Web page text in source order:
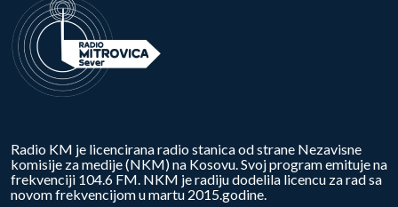
Radio KM je licencirana radio stanica od strane Nezavisne
komisije za medije (NKM) na Kosovu. Svoj program emituje na
frekvenciji 104.6 FM. NKM je radiju dodelila licencu za rad sa
novom frekvencijom u martu 2015.godine.